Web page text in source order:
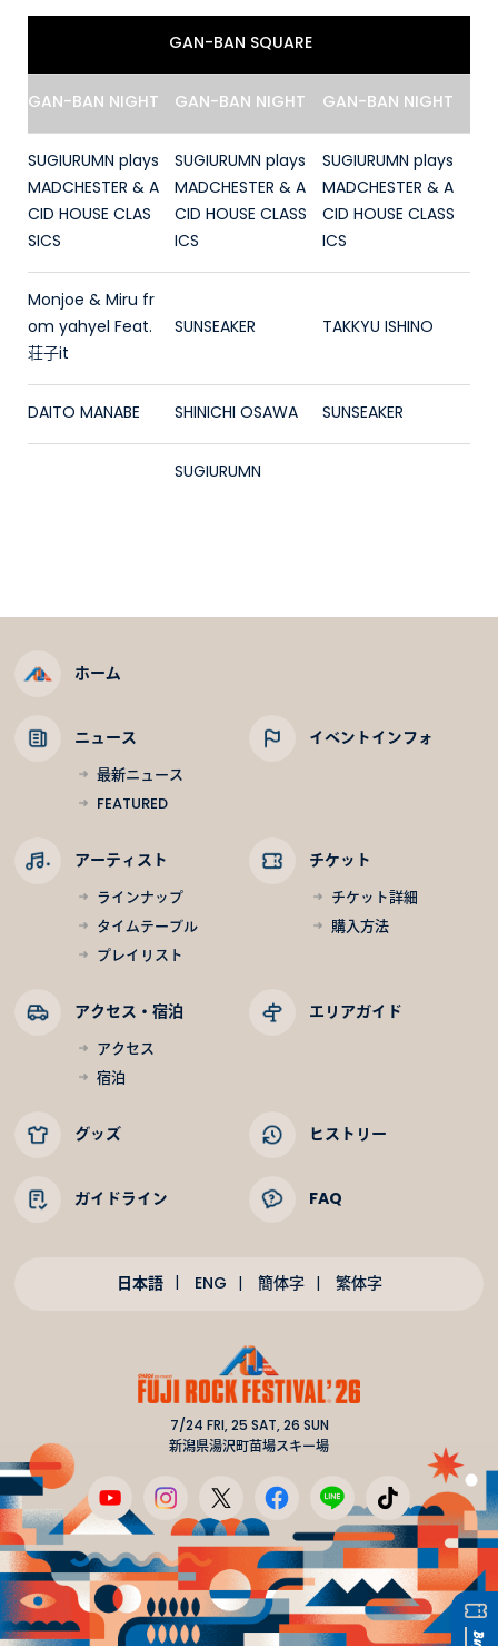
GAN-BAN SQUARE
GAN-BAN NIGHT GAN-BAN NIGHT GAN-BAN NIGHT
SUGIURUMN plays
MADCHESTER & A
CID HOUSE CLAS
SICS
SUGIURUMN plays
MADCHESTER & A
CID HOUSE CLASS
ICS
SUGIURUMN plays
MADCHESTER & A
CID HOUSE CLASS
ICS
Monjoe & Miru fr
om yahyel Feat.
荘子it
SUNSEAKER TAKKYU ISHINO
DAITO MANABE SHINICHI OSAWA SUNSEAKER
SUGIURUMN
ホーム
ニュース
最新ニュース
FEATURED
イベントインフォ
アーティスト
ラインナップ
タイムテーブル
プレイリスト
チケット
チケット詳細
購入方法
アクセス・宿泊
アクセス
宿泊
エリアガイド
グッズ ヒストリー
ガイドライン FAQ
日本語 ENG 簡体字 繁体字
7/24 FRI, 25 SAT, 26 SUN
新潟県湯沢町苗場スキー場